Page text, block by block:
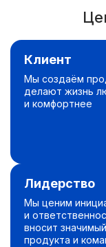
Клиент
Мы создаём
делают жизнь
и комфортнее
Лидерство
Мы ценим
и
вносит
продукта и